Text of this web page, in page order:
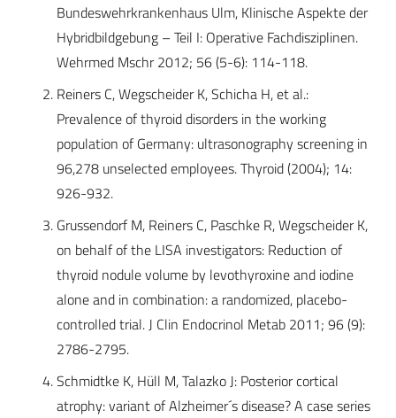
Bundeswehrkrankenhaus Ulm, Klinische Aspekte der
Hybridbildgebung – Teil I: Operative Fachdisziplinen.
Wehrmed Mschr 2012; 56 (5-6): 114-118.
Reiners C, Wegscheider K, Schicha H, et al.:
Prevalence of thyroid disorders in the working
population of Germany: ultrasonography screening in
96,278 unselected employees. Thyroid (2004); 14:
926-932.
Grussendorf M, Reiners C, Paschke R, Wegscheider K,
on behalf of the LISA investigators: Reduction of
thyroid nodule volume by levothyroxine and iodine
alone and in combination: a randomized, placebo-
controlled trial. J Clin Endocrinol Metab 2011; 96 (9):
2786-2795.
Schmidtke K, Hüll M, Talazko J: Posterior cortical
atrophy: variant of Alzheimer´s disease? A case series